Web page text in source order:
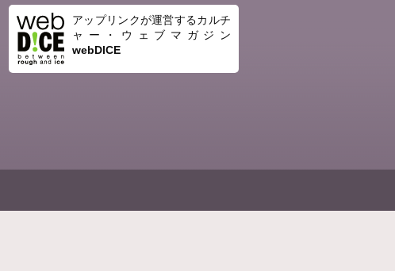
アップリンクが運営するカルチ
ャー・ウェブマガジン
webDICE